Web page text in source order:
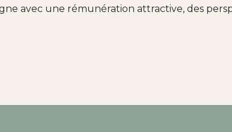
avec une rémunération attractive, des